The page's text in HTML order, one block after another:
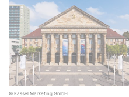
© Kassel Marketing GmbH